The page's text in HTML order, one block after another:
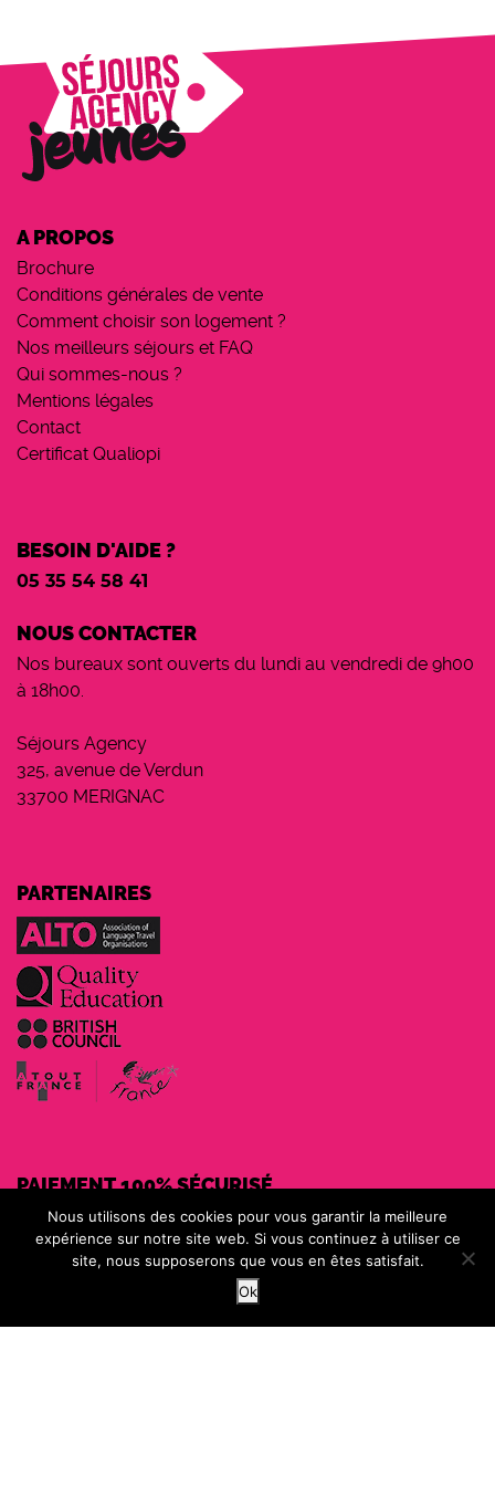
A PROPOS
Brochure
Conditions générales de vente
Comment choisir son logement ?
Nos meilleurs séjours et FAQ
Qui sommes-nous ?
Mentions légales
Contact
Certificat Qualiopi
BESOIN D'AIDE ?
05 35 54 58 41
NOUS CONTACTER
Nos bureaux sont ouverts du lundi au vendredi de 9h00
à 18h00.
Séjours Agency
325, avenue de Verdun
33700 MERIGNAC
PARTENAIRES
PAIEMENT 100% SÉCURISÉ
Nous utilisons des cookies pour vous garantir la meilleure
expérience sur notre site web. Si vous continuez à utiliser ce
site, nous supposerons que vous en êtes satisfait.
Ok